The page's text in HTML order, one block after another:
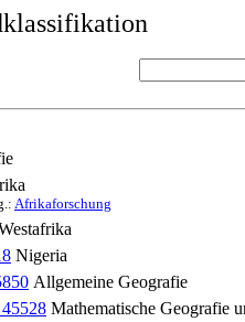
Afrikaforschung
Nigeria
Allgemeine Geografie
Mathematische Geografie